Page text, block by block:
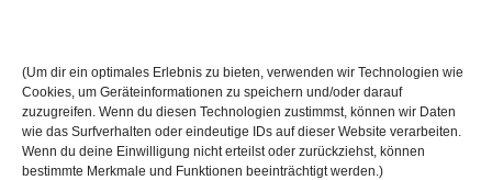
(Um dir ein optimales Erlebnis zu bieten, verwenden wir Technologien wie
Cookies, um Geräteinformationen zu speichern und/oder darauf
zuzugreifen. Wenn du diesen Technologien zustimmst, können wir Daten
wie das Surfverhalten oder eindeutige IDs auf dieser Website verarbeiten.
Wenn du deine Einwilligung nicht erteilst oder zurückziehst, können
bestimmte Merkmale und Funktionen beeinträchtigt werden.)
17 Nis 2026